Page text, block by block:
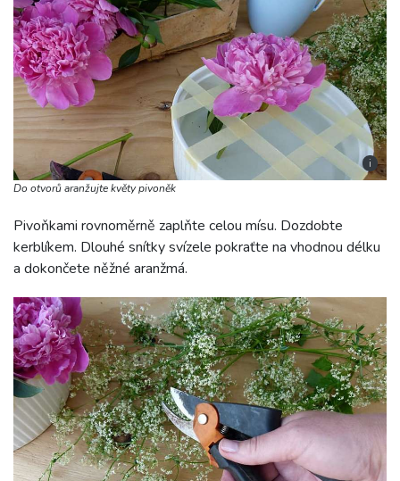
i
Do otvorů aranžujte květy pivoněk
Pivoňkami rovnoměrně zaplňte celou mísu. Dozdobte
kerblíkem. Dlouhé snítky svízele pokraťte na vhodnou délku
a dokončete něžné aranžmá.